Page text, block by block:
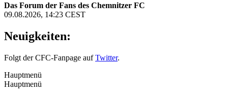
Das Forum der Fans des Chemnitzer FC
09.08.2026, 14:23 CEST
Neuigkeiten:
Folgt der CFC-Fanpage aufTwitter.
Hauptmenü
Hauptmenü